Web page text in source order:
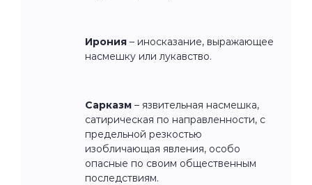
Ирония – иносказание, выражающее
насмешку или лукавство.
Сарказм – язвительная насмешка,
сатирическая по направленности, с
предельной резкостью
изобличающая явления, особо
опасные по своим общественным
последствиям.